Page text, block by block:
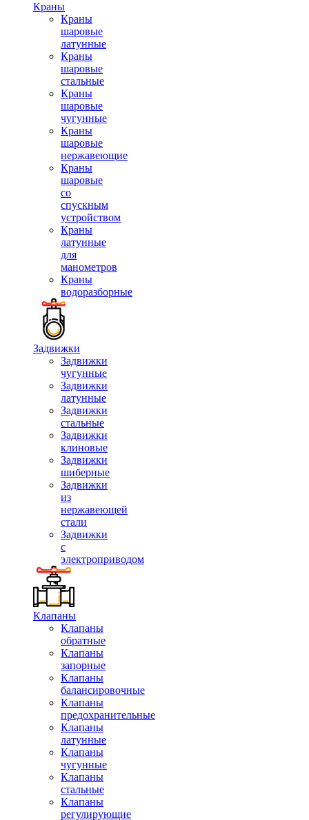
Краны
Краны
шаровые
латунные
Краны
шаровые
стальные
Краны
шаровые
чугунные
Краны
шаровые
нержавеющие
Краны
шаровые
со
спускным
устройством
Краны
латунные
для
манометров
Краны
водоразборные
Задвижки
Задвижки
чугунные
Задвижки
латунные
Задвижки
стальные
Задвижки
клиновые
Задвижки
шиберные
Задвижки
из
нержавеющей
стали
Задвижки
с
электроприводом
Клапаны
Клапаны
обратные
Клапаны
запорные
Клапаны
балансировочные
Клапаны
предохранительные
Клапаны
латунные
Клапаны
чугунные
Клапаны
стальные
Клапаны
регулирующие